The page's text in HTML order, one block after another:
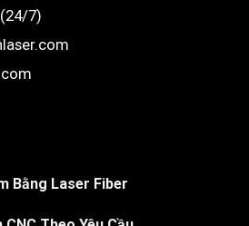
7)
Bằng Laser Fiber